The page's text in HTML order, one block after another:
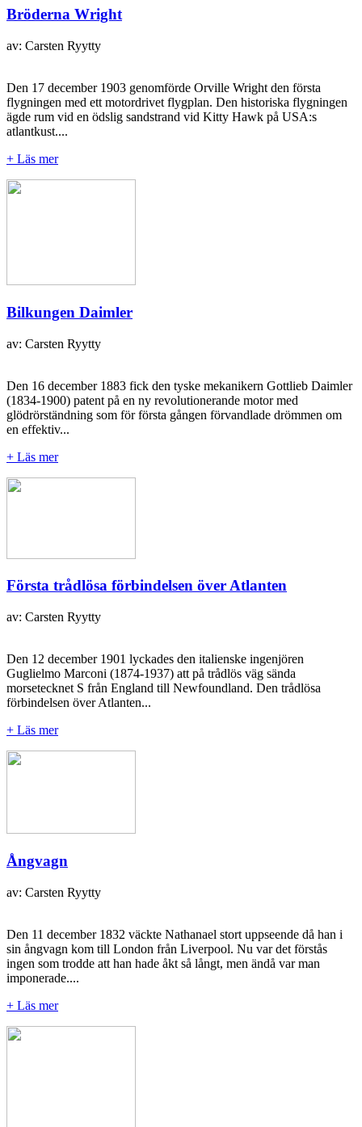
Bröderna Wright
av: Carsten Ryytty
Den 17 december 1903 genomförde Orville Wright den första
flygningen med ett motordrivet flygplan. Den historiska flygningen
ägde rum vid en ödslig sandstrand vid Kitty Hawk på USA:s
atlantkust....
+ Läs mer
Bilkungen Daimler
av: Carsten Ryytty
Den 16 december 1883 fick den tyske mekanikern Gottlieb Daimler
(1834-1900) patent på en ny revolutionerande motor med
glödrörständning som för första gången förvandlade drömmen om
en effektiv...
+ Läs mer
Första trådlösa förbindelsen över Atlanten
av: Carsten Ryytty
Den 12 december 1901 lyckades den italienske ingenjören
Guglielmo Marconi (1874-1937) att på trådlös väg sända
morsetecknet S från England till Newfoundland. Den trådlösa
förbindelsen över Atlanten...
+ Läs mer
Ångvagn
av: Carsten Ryytty
Den 11 december 1832 väckte Nathanael stort uppseende då han i
sin ångvagn kom till London från Liverpool. Nu var det förstås
ingen som trodde att han hade åkt så långt, men ändå var man
imponerade....
+ Läs mer